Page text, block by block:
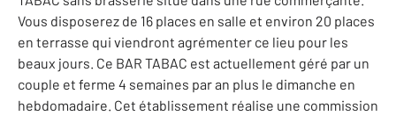
Vous disposerez de 16 places en salle et environ 20 places
en terrasse qui viendront agrémenter ce lieu pour les
beaux jours. Ce BAR TABAC est actuellement géré par un
couple et ferme 4 semaines par an plus le dimanche en
hebdomadaire. Cet établissement réalise une commission